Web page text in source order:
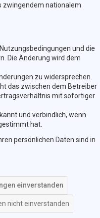
zwingendem nationalem
und die
Die Änderung wird dem
zu widersprechen.
das zwischen dem Betreiber
mit sofortiger
und verbindlich, wenn
hat.
persönlichen Daten sind in